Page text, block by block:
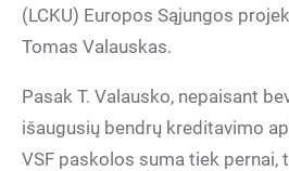
(LCKU) Europos Sąjungos
Tomas Valauskas.
Pasak T. Valausko, nepaisant
išaugusių bendrų kreditavimo
VSF paskolos suma tiek pernai,